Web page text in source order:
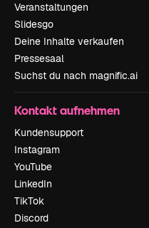
Veranstaltungen
Slidesgo
Deine Inhalte verkaufen
Pressesaal
Suchst du nach magnific.ai
Kontakt aufnehmen
Kundensupport
Instagram
YouTube
LinkedIn
TikTok
Discord